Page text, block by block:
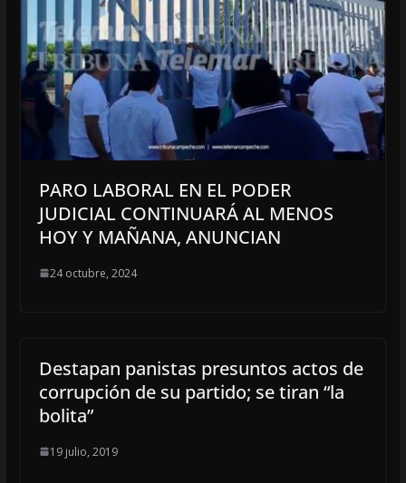
PARO LABORAL EN EL PODER
JUDICIAL CONTINUARÁ AL MENOS
HOY Y MAÑANA, ANUNCIAN
24 octubre, 2024
Destapan panistas presuntos actos de
corrupción de su partido; se tiran “la
bolita”
19 julio, 2019